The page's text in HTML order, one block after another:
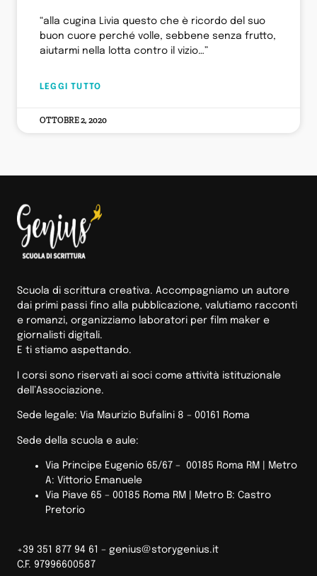
“alla cugina Livia questo che è ricordo del suo
buon cuore perché volle, sebbene senza frutto,
aiutarmi nella lotta contro il vizio…”
LEGGI TUTTO
OTTOBRE 2, 2020
Scuola di scrittura creativa. Accompagniamo un autore
dai primi passi fino alla pubblicazione, valutiamo racconti
e romanzi, organizziamo laboratori per film maker e
giornalisti digitali.
E ti stiamo aspettando.
I corsi sono riservati ai soci come attività istituzionale
dell’Associazione.
Sede legale: Via Maurizio Bufalini 8 – 00161 Roma
Sede della scuola e aule:
Via Principe Eugenio 65/67 – 00185 Roma RM |
Metro
A: Vittorio Emanuele
Via Piave 65 – 00185 Roma RM | Metro B: Castro
Pretorio
+39 351 877 94 61 – genius@storygenius.it
C.F. 97996600587